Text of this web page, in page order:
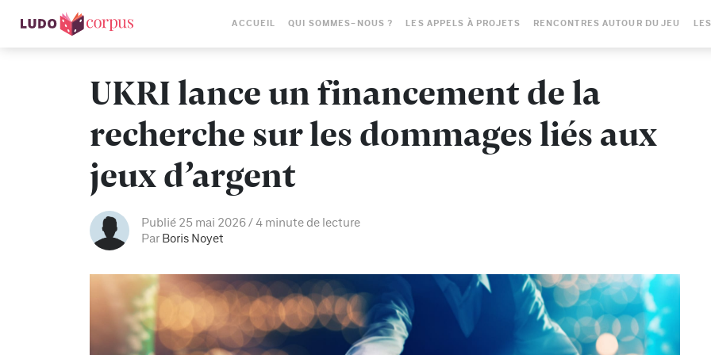
ACCUEIL QUI SOMMES-NOUS ? LES APPELS À PROJETS RENCONTRES AUTOUR DU JEU
UKRI lance un financement de la
recherche sur les dommages liés aux
jeux d’argent
Publié 25 mai 2026
4 minute de lecture
Par Boris Noyet